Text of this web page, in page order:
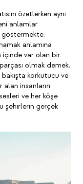
özetlerken aynı
anlamlar
göstermekte.
anlamına
içinde var olan bir
olmak demek.
bakışta korkutucu ve
insanların
ve her köşe
şehirlerin gerçek